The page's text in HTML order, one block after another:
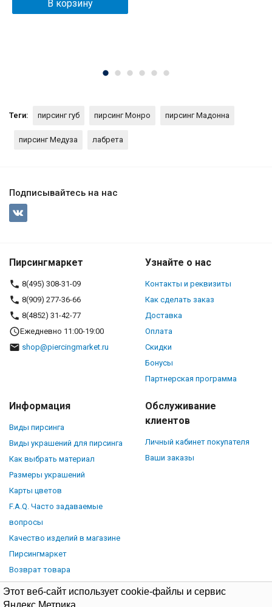
Этот веб-сайт использует cookie-файлы и сервис
Яндекс Метрика.
В корзину
Теги: пирсинг губ пирсинг Монро пирсинг Мадонна
пирсинг Медуза лабрета
Подписывайтесь на нас
Пирсингмаркет
8(495) 308-31-09
8(909) 277-36-66
8(4852) 31-42-77
Ежедневно 11:00-19:00
shop@piercingmarket.ru
Узнайте о нас
Контакты и реквизиты
Как сделать заказ
Доставка
Оплата
Скидки
Бонусы
Партнерская программа
Информация
Виды пирсинга
Виды украшений для пирсинга
Как выбрать материал
Размеры украшений
Карты цветов
F.A.Q. Часто задаваемые
вопросы
Качество изделий в магазине
Пирсингмаркет
Возврат товара
Обслуживание
клиентов
Личный кабинет покупателя
Ваши заказы